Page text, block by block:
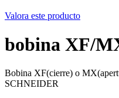
Valora este producto
bobina XF/
Bobina XF(cierre) o
SCHNEIDER